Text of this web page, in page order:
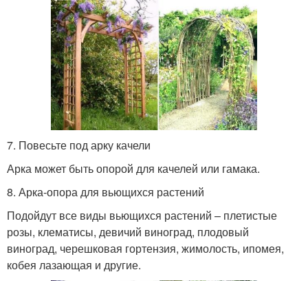
7. Повесьте под арку качели
Арка может быть опорой для качелей или гамака.
8. Арка-опора для вьющихся растений
Подойдут все виды вьющихся растений – плетистые
розы, клематисы, девичий виноград, плодовый
виноград, черешковая гортензия, жимолость, ипомея,
кобея лазающая и другие.